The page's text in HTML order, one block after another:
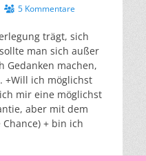
5 Kommentare
trägt, sich
man sich außer
Gedanken machen,
+Will ich möglichst
mir eine möglichst
aber mit dem
+ bin ich